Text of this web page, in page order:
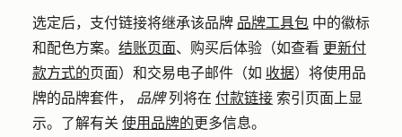
选定后，支付链接将继承该品牌 品牌工具包 中的徽标
和配色方案。 结账页面、购买后体验（如查看 更新付
款方式的页面）和交易电子邮件（如 收据）将使用品
牌的品牌套件， 品牌列将在 付款链接 索引页面上显
示。了解有关 使用品牌的更多信息。